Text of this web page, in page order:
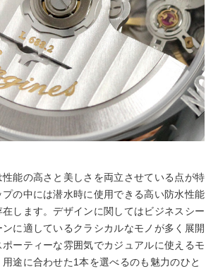
能の高さと美しさを両立させている点が特
の中には潜水時に使用できる高い防水性能
します。デザインに関してはビジネスシー
に適しているクラシカルなモノが多く展開
ーティーな雰囲気でカジュアルに使えるモ
途に合わせた1本を選べるのも魅力のひと